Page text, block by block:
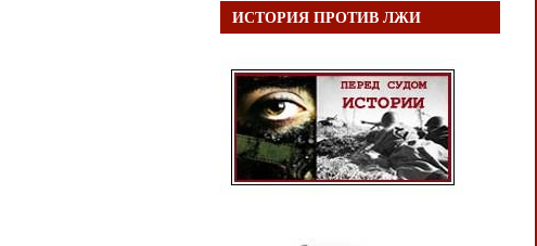
ИСТОРИЯ ПРОТИВ ЛЖИ